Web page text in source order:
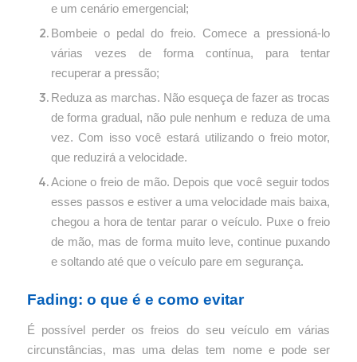
e um cenário emergencial;
Bombeie o pedal do freio. Comece a pressioná-lo
várias vezes de forma contínua, para tentar
recuperar a pressão;
Reduza as marchas. Não esqueça de fazer as trocas
de forma gradual, não pule nenhum e reduza de uma
vez. Com isso você estará utilizando o freio motor,
que reduzirá a velocidade.
Acione o freio de mão. Depois que você seguir todos
esses passos e estiver a uma velocidade mais baixa,
chegou a hora de tentar parar o veículo. Puxe o freio
de mão, mas de forma muito leve, continue puxando
e soltando até que o veículo pare em segurança.
Fading: o que é e como evitar
É possível perder os freios do seu veículo em várias
circunstâncias, mas uma delas tem nome e pode ser